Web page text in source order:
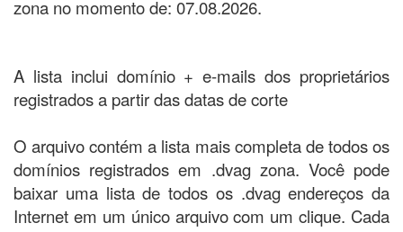
zona no momento de: 07.08.2026.
A lista inclui domínio + e-mails dos proprietários
registrados a partir das datas de corte
O arquivo contém a lista mais completa de todos os
domínios registrados em .dvag zona. Você pode
baixar uma lista de todos os .dvag endereços da
Internet em um único arquivo com um clique. Cada